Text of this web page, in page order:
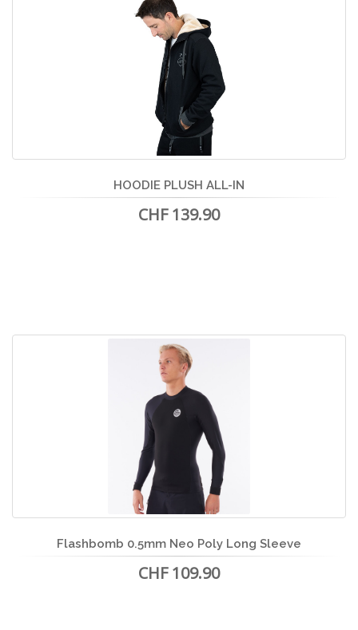
HOODIE PLUSH ALL-IN
CHF 139.90
Flashbomb 0.5mm Neo Poly Long Sleeve
CHF 109.90